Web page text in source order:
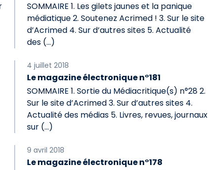
SOMMAIRE 1. Les gilets jaunes et la panique
médiatique 2. Soutenez Acrimed ! 3. Sur le site
d’Acrimed 4. Sur d’autres sites 5. Actualité
des (…)
4 juillet 2018
Le magazine électronique n°181
SOMMAIRE 1. Sortie du Médiacritique(s) n°28 2.
Sur le site d’Acrimed 3. Sur d’autres sites 4.
Actualité des médias 5. Livres, revues, journaux
sur (…)
9 avril 2018
Le magazine électronique n°178